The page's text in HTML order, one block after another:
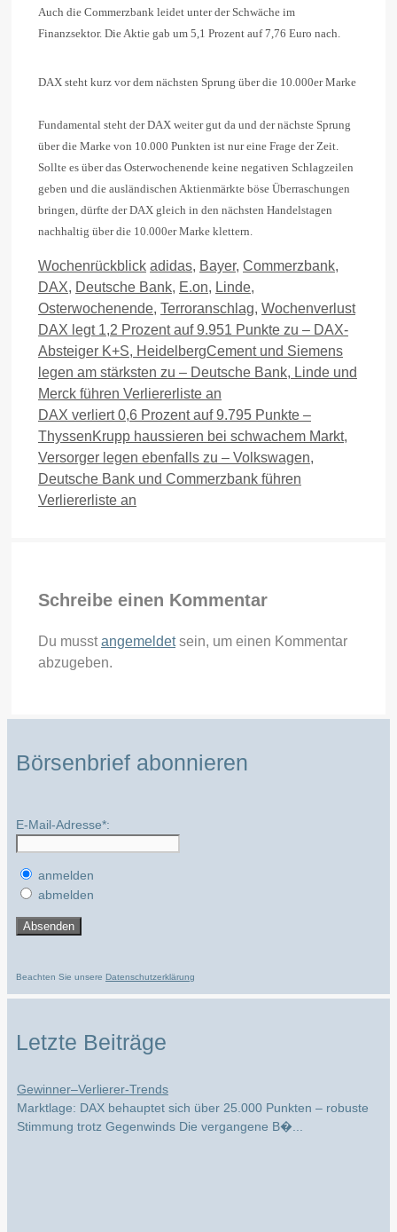
Auch die Commerzbank leidet unter der Schwäche im
Finanzsektor. Die Aktie gab um 5,1 Prozent auf 7,76 Euro nach.
DAX steht kurz vor dem nächsten Sprung über die 10.000er Marke
Fundamental steht der DAX weiter gut da und der nächste Sprung
über die Marke von 10.000 Punkten ist nur eine Frage der Zeit.
Sollte es über das Osterwochenende keine negativen Schlagzeilen
geben und die ausländischen Aktienmärkte böse Überraschungen
bringen, dürfte der DAX gleich in den nächsten Handelstagen
nachhaltig über die 10.000er Marke klettern.
Kategorien
Wochenrückblick Schlagwörter
adidas, Bayer, Commerzbank,
DAX, Deutsche Bank, E.on, Linde,
Osterwochenende, Terroranschlag, Wochenverlust
DAX legt 1,2 Prozent auf 9.951 Punkte zu – DAX-
Absteiger K+S, HeidelbergCement und Siemens
legen am stärksten zu – Deutsche Bank, Linde und
Merck führen Verliererliste an
DAX verliert 0,6 Prozent auf 9.795 Punkte –
ThyssenKrupp haussieren bei schwachem Markt,
Versorger legen ebenfalls zu – Volkswagen,
Deutsche Bank und Commerzbank führen
Verliererliste an
Schreibe einen Kommentar
Du musstangemeldetsein, um einen Kommentar
abzugeben.
Börsenbrief abonnieren
E-Mail-Adresse*:
anmelden
abmelden
Beachten Sie unsere Datenschutzerklärung
Letzte Beiträge
Marktlage: DAX behauptet sich über 25.000 Punkten – robuste
Stimmung trotz Gegenwinds Die vergangene B�...